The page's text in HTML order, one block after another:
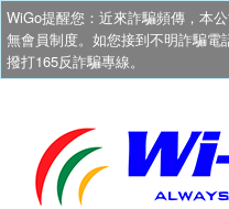
WiGo提醒您：近來詐騙頻傳，本
無會員制度。如您接到不明詐騙
撥打165反詐騙專線。